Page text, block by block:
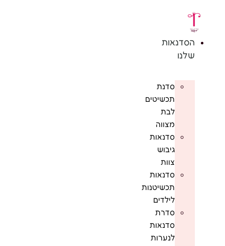
הסדנאות
שלנו
סדנת
תכשיטים
לבת
מצווה
סדנאות
גיבוש
צוות
סדנאות
תכשיטנות
לילדים
סדרת
סדנאות
לנערות